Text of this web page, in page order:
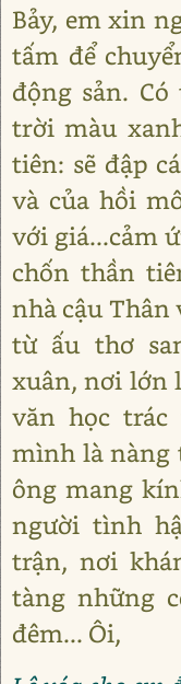
Bảy, em xin
tấm để
động sản.
trời màu
tiên: sẽ đập
và của hồi
với giá...cảm
chốn thần
nhà cậu Thân
từ ấu thơ
xuân, nơi lớn
văn học
mình là nàng
ông mang
người tình
trận, nơi
tàng những
đêm... Ôi,